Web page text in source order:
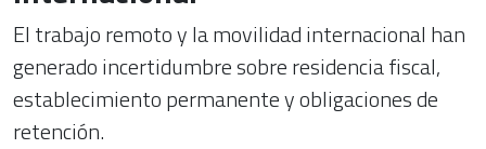
El trabajo remoto y la movilidad internacional han
generado incertidumbre sobre residencia fiscal,
establecimiento permanente y obligaciones de
retención.